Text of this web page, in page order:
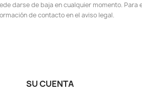
darse de baja en cualquier momento. Para
de contacto en el aviso legal.
SU CUENTA